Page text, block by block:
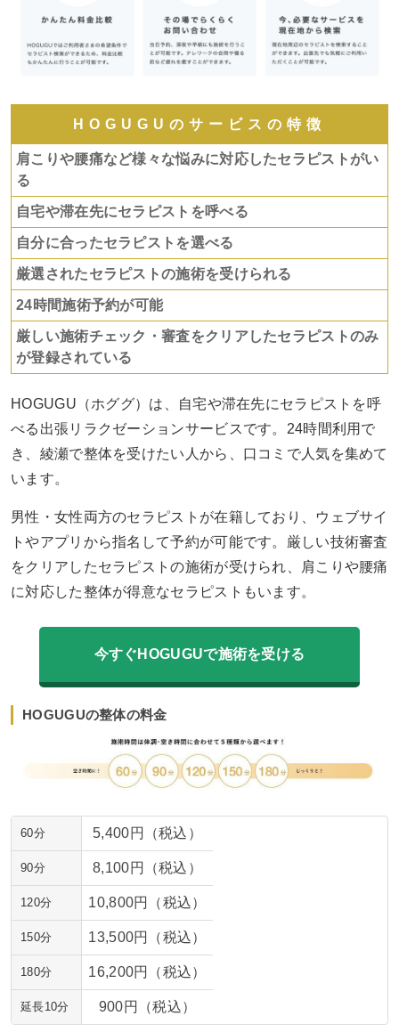
HOGUGUのサービスの特徴
肩こりや腰痛など様々な悩みに対応したセラピストがい
る
自宅や滞在先にセラピストを呼べる
自分に合ったセラピストを選べる
厳選されたセラピストの施術を受けられる
24時間施術予約が可能
厳しい施術チェック・審査をクリアしたセラピストのみ
が登録されている
HOGUGU（ホググ）は、自宅や滞在先にセラピストを呼
べる出張リラクゼーションサービスです。24時間利用で
き、綾瀬で整体を受けたい人から、口コミで人気を集めて
います。
男性・女性両方のセラピストが在籍しており、ウェブサイ
トやアプリから指名して予約が可能です。厳しい技術審査
をクリアしたセラピストの施術が受けられ、肩こりや腰痛
に対応した整体が得意なセラピストもいます。
今すぐHOGUGUで施術を受ける
HOGUGUの整体の料金
60分 5,400円（税込）
90分 8,100円（税込）
120分 10,800円（税込）
150分 13,500円（税込）
180分 16,200円（税込）
延長10分 900円（税込）